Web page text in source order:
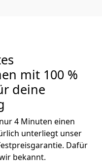
mit 100 %
deine
4 Minuten einen
unterliegt unser
Dafür
bekannt.